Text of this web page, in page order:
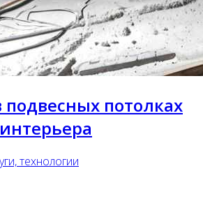
подвесных потолках
технологии